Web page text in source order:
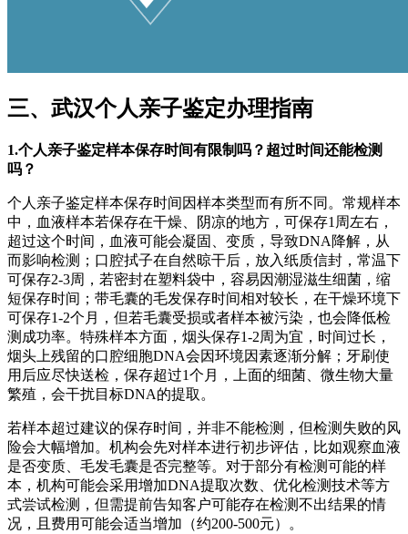
三、武汉个人亲子鉴定办理指南
1.个人亲子鉴定样本保存时间有限制吗？超过时间还能检测
吗？
个人亲子鉴定样本保存时间因样本类型而有所不同。常规样本
中，血液样本若保存在干燥、阴凉的地方，可保存1周左右，
超过这个时间，血液可能会凝固、变质，导致DNA降解，从
而影响检测；口腔拭子在自然晾干后，放入纸质信封，常温下
可保存2-3周，若密封在塑料袋中，容易因潮湿滋生细菌，缩
短保存时间；带毛囊的毛发保存时间相对较长，在干燥环境下
可保存1-2个月，但若毛囊受损或者样本被污染，也会降低检
测成功率。特殊样本方面，烟头保存1-2周为宜，时间过长，
烟头上残留的口腔细胞DNA会因环境因素逐渐分解；牙刷使
用后应尽快送检，保存超过1个月，上面的细菌、微生物大量
繁殖，会干扰目标DNA的提取。
若样本超过建议的保存时间，并非不能检测，但检测失败的风
险会大幅增加。机构会先对样本进行初步评估，比如观察血液
是否变质、毛发毛囊是否完整等。对于部分有检测可能的样
本，机构可能会采用增加DNA提取次数、优化检测技术等方
式尝试检测，但需提前告知客户可能存在检测不出结果的情
况，且费用可能会适当增加（约200-500元）。